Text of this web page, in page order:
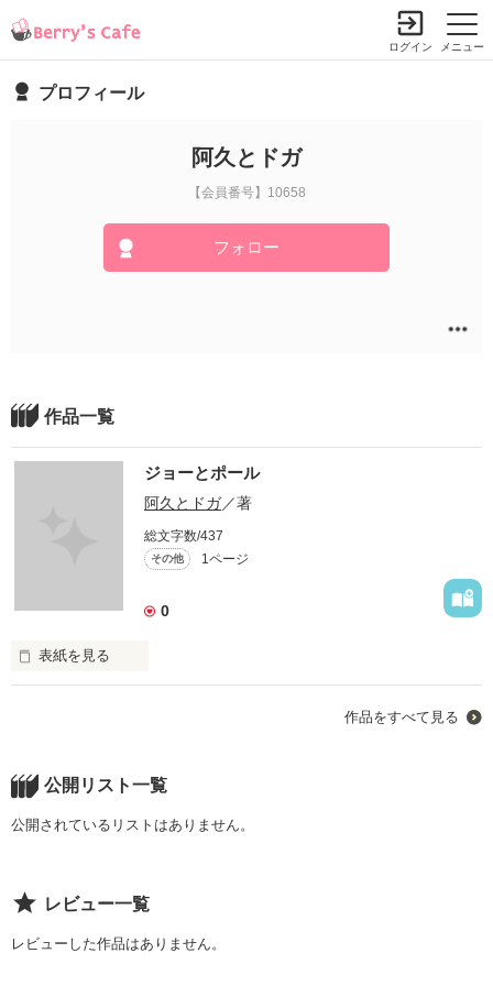
メニュー
ログイン
プロフィール
阿久とドガ
【会員番号】10658
フォロー
作品一覧
ジョーとポール
阿久とドガ／著
総文字数/437
その他 1ページ
0
表紙を見る
作品をすべて見る
公開リスト一覧
公開されているリストはありません。
レビュー一覧
レビューした作品はありません。